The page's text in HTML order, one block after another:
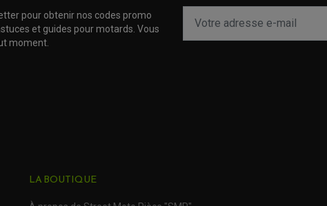
pour obtenir nos codes promo
et guides pour motards. Vous
moment.
LA BOUTIQUE